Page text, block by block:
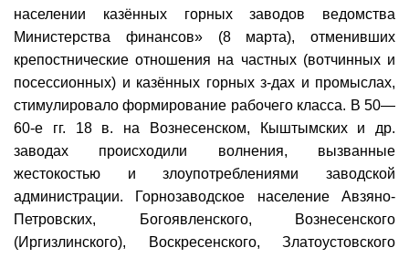
населении казённых горных заводов ведомства
Министерства финансов» (8 марта), отменивших
крепостнические отношения на частных (вотчинных и
посессионных) и казённых горных з-дах и промыслах,
стимулировало формирование рабочего класса. В 50—
60-е гг. 18 в. на Вознесенском, Кыштымских и др.
заводах происходили волнения, вызванные
жестокостью и злоупотреблениями заводской
администрации. Горнозаводское население Авзяно-
Петровских, Богоявленского, Вознесенского
(Иргизлинского), Воскресенского, Златоустовского